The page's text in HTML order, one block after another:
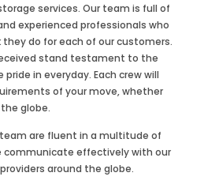
services. Our team is full of
experienced professionals who
do for each of our customers.
stand testament to the
in everyday. Each crew will
of your move, whether
globe.
team are fluent in a multitude of
communicate effectively with our
around the globe.